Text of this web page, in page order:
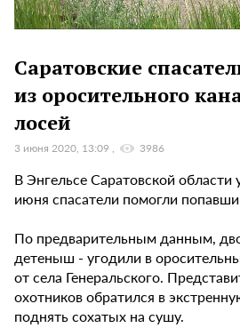
Саратовские
из оросительного
лосей
3 июня 2020, 13:09 3986
В Энгельсе Саратовской области
июня спасатели помогли
По предварительным данным,
детеныш - угодили в
от села Генеральского.
охотников обратился в
поднять сохатых на сушу.